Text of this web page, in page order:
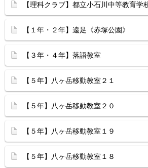
【理科クラブ】都立小石川中等教育学
【１年・２年】遠足《赤塚公園》
【３年・４年】落語教室
【５年】八ヶ岳移動教室２１
【５年】八ヶ岳移動教室２０
【５年】八ヶ岳移動教室１９
【５年】八ヶ岳移動教室１８